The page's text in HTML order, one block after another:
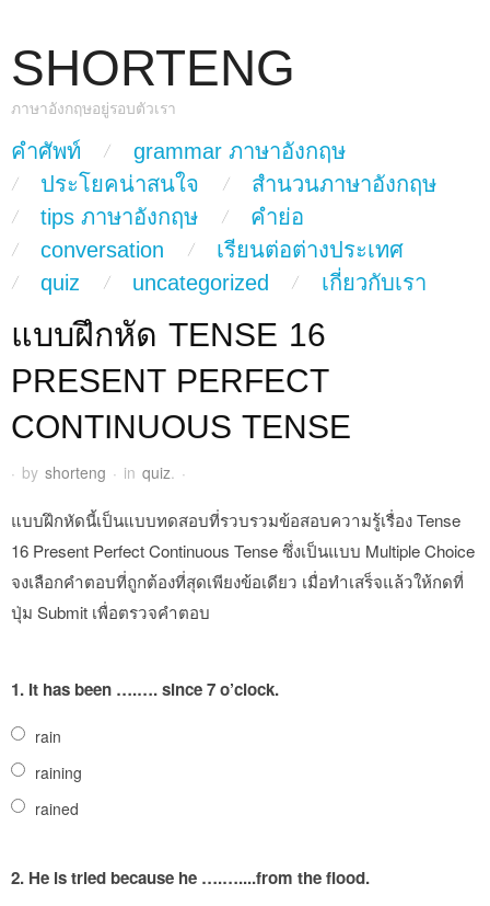
SHORTENG
ภาษาอังกฤษอยู่รอบตัวเรา
Main Menu
skip to content
คำศัพท์
grammar ภาษาอังกฤษ
ประโยคน่าสนใจ
สำนวนภาษาอังกฤษ
tips ภาษาอังกฤษ
คำย่อ
conversation
เรียนต่อต่างประเทศ
quiz
uncategorized เกี่ยวกับเรา
แบบฝึกหัด TENSE 16
PRESENT PERFECT
CONTINUOUS TENSE
· by shorteng · in quiz. ·
แบบฝึกหัดนี้เป็นแบบทดสอบที่รวบรวมข้อสอบความรู้เรื่อง Tense
16 Present Perfect Continuous Tense ซึ่งเป็นแบบ Multiple Choice
จงเลือกคำตอบที่ถูกต้องที่สุดเพียงข้อเดียว เมื่อทำเสร็จแล้วให้กดที่
ปุ่ม Submit เพื่อตรวจคำตอบ
1. It has been ….…. since 7 o’clock.
rain
raining
rained
2. He is tried because he ….…....from the flood.